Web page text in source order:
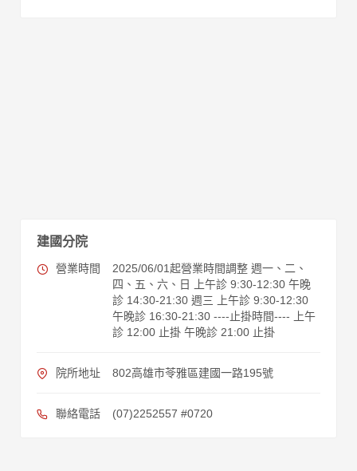
建國分院
營業時間
2025/06/01起營業時間調整 週一、二、
四、五、六、日 上午診 9:30-12:30 午晚
診 14:30-21:30 週三 上午診 9:30-12:30
午晚診 16:30-21:30 ----止掛時間---- 上午
診 12:00 止掛 午晚診 21:00 止掛
院所地址 802高雄市苓雅區建國一路195號
聯絡電話 (07)2252557 #0720